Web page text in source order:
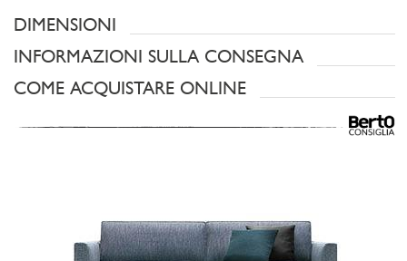
DIMENSIONI
INFORMAZIONI SULLA CONSEGNA
COME ACQUISTARE ONLINE